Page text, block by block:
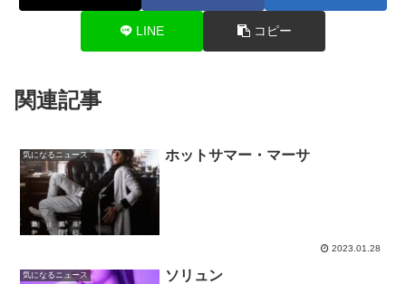
LINE コピー
関連記事
気になるニュース ホットサマー・マーサ
2023.01.28
気になるニュース ソリュン